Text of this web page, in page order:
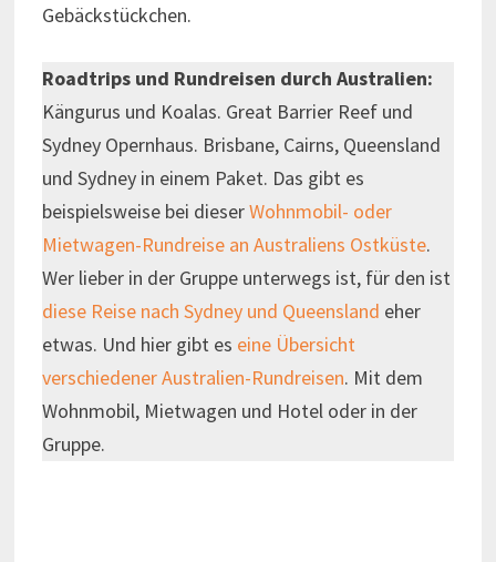
Gebäckstückchen.
Roadtrips und Rundreisen durch Australien:
Kängurus und Koalas. Great Barrier Reef und
Sydney Opernhaus. Brisbane, Cairns, Queensland
und Sydney in einem Paket. Das gibt es
beispielsweise bei dieserWohnmobil- oder
Mietwagen-Rundreise an Australiens Ostküste.
Wer lieber in der Gruppe unterwegs ist, für den ist
diese Reise nach Sydney und Queensland eher
etwas. Und hier gibt es eine Übersicht
verschiedener Australien-Rundreisen. Mit dem
Wohnmobil, Mietwagen und Hotel oder in der
Gruppe.